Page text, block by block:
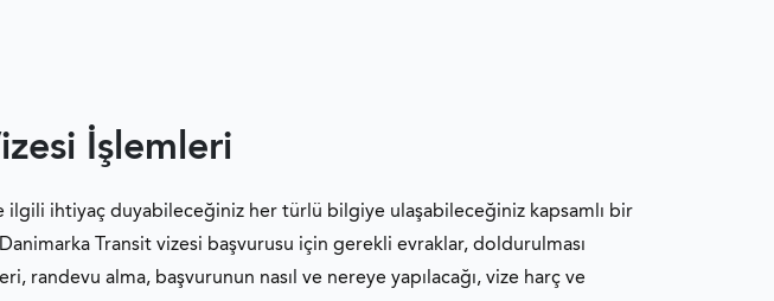
İşlemleri
ilgili ihtiyaç duyabileceğiniz her türlü bilgiye ulaşabileceğiniz kapsamlı bir
Transit vizesi başvurusu için gerekli evraklar, doldurulması
randevu alma, başvurunun nasıl ve nereye yapılacağı, vize harç ve